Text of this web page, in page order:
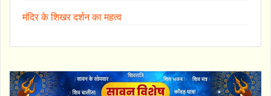
मंदिर के शिखर दर्शन का महत्व